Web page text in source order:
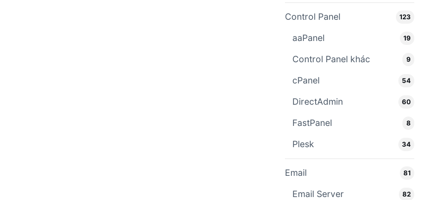
Control Panel 123
aaPanel 19
Control Panel khác 9
cPanel 54
DirectAdmin 60
FastPanel 8
Plesk 34
Email 81
Email Server 82